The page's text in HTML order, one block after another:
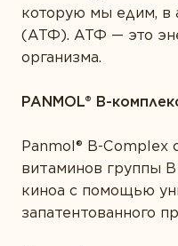
которую мы едим, в
(АТФ). АТФ — это
организма.
PANMOL® B-
Panmol® B-Complex
витаминов группы
киноа с помощью
запатентованного